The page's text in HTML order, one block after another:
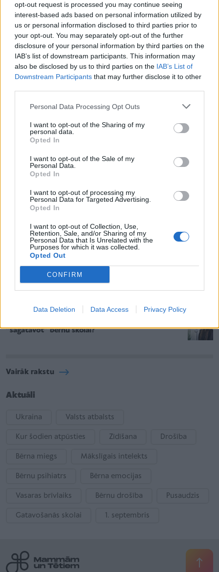
opt-out request is processed you may continue seeing
interest-based ads based on personal information utilized by
us or personal information disclosed to third parties prior to
your opt-out. You may separately opt-out of the further
disclosure of your personal information by third parties on the
IAB’s list of downstream participants. This information may
also be disclosed by us to third parties on the IAB’s List of
Downstream Participants that may further disclose it to other
Personal Data Processing Opt Outs
I want to opt-out of the Sharing of my
personal data.
Opted In
I want to opt-out of the Sale of my
Personal Data.
Opted In
I want to opt-out of processing my
Personal Data for Targeted Advertising.
Opted In
I want to opt-out of Collection, Use,
Retention, Sale, and/or Sharing of my
Personal Data that Is Unrelated with the
Purposes for which it was collected.
Opted Out
CONFIRM
Data Deletion Data Access Privacy Policy
MĀJOKLIS
Praktiski ieteikumi, kā pasargāt velosipēdu no zagļiem
Jaunākie
Stājies spēkā cietumsods krimināllietā par mātes
un bērna nāvi mājdzemdībās
Kristīne Beitika: “Lielākā cīņa nekad nav bijusi ar
zaudēto svaru, bet gan ar sevi.”
Nepilngadīga pie altāra. Arī pērn Latvijā fiksēts ne
viens vien šāds gadījums
Mitrs un vēss kaķa deguns – vai tiešām veselības
“sagatavot” bērnu skolai?
Vairāk rakstu
Aktuāli
Ukraina Valsts atbalsts
Kur šodien atpūsties Zīdīšana Drošība
Bērna miegs Mākslīgais intelekts
Bērnu psihiatrs Bērna emocijas
Vasaras brīvlaiks Bērnu drošība Pusaudzis
Gatavošanās skolai 1. septembris